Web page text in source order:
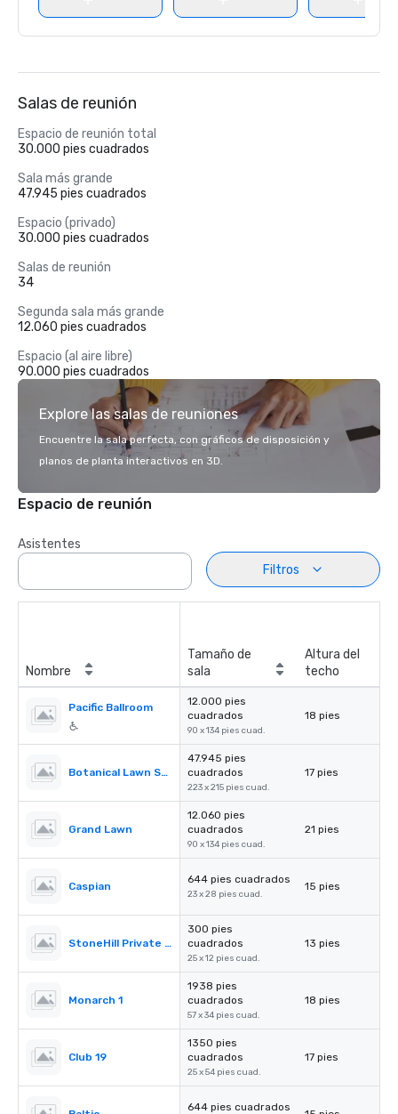
Salas de reunión
Espacio de reunión total
30.000 pies cuadrados
Sala más grande
47.945 pies cuadrados
Espacio (privado)
30.000 pies cuadrados
Salas de reunión
34
Segunda sala más grande
12.060 pies cuadrados
Espacio (al aire libre)
90.000 pies cuadrados
Explore las salas de reuniones
Encuentre la sala perfecta, con gráficos de disposición y
planos de planta interactivos en 3D.
Espacio de reunión
Asistentes
Filtros
Nombre
Tamaño de
sala
Altura del
techo
Pacific Ballroom
12.000 pies
cuadrados
90 x 134 pies cuad.
18 pies
Botanical Lawn South
47.945 pies
cuadrados
223 x 215 pies cuad.
17 pies
Grand Lawn
12.060 pies
cuadrados
90 x 134 pies cuad.
21 pies
Caspian
644 pies cuadrados
23 x 28 pies cuad.
15 pies
StoneHill Private Dining room
300 pies
cuadrados
25 x 12 pies cuad.
13 pies
Monarch 1
1938 pies
cuadrados
57 x 34 pies cuad.
18 pies
Club 19
1350 pies
cuadrados
25 x 54 pies cuad.
17 pies
644 pies cuadrados